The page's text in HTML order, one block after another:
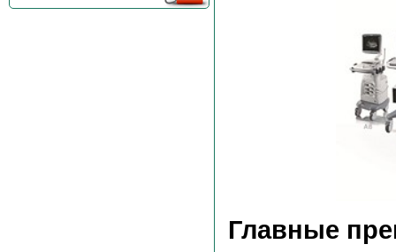
Главные